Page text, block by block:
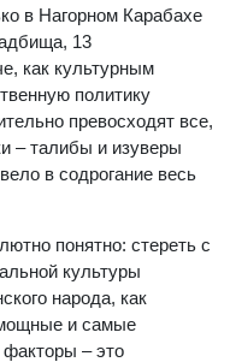
в Нагорном Карабахе
13
как культурным
политику
превосходят все,
– талибы и изуверы
в содрогание весь
понятно: стереть с
культуры
народа, как
и самые
– это